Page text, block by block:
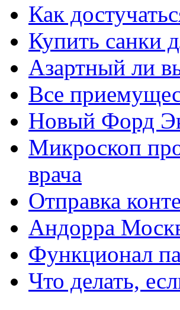
Как
Купить санки
Азартный ли
Все
Новый Форд
Микроскоп
врача
Отправка
Андорра
Функционал
Что делать,